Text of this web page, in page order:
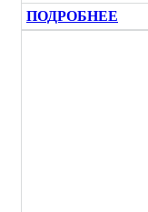
ПОДРОБНЕЕ